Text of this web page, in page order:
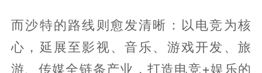
而沙特的路线则愈发清晰：以电竞为核
心，延展至影视、音乐、游戏开发、旅
游、传媒全链条产业，打造电竞+娱乐的